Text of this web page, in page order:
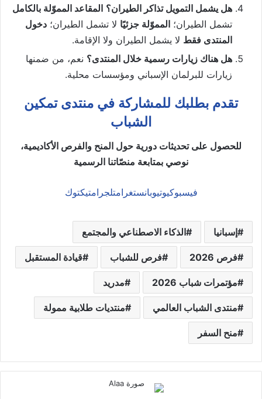
هل يشمل التمويل تذاكر الطيران؟ المقاعد المموّلة بالكامل
تشمل الطيران؛ المموّلة جزئيًا لا تشمل الطيران؛ دخول
المنتدى فقط لا يشمل الطيران ولا الإقامة.
هل هناك زيارات رسمية خلال المنتدى؟ نعم، من ضمنها
زيارات للبرلمان الإسباني ومؤسسات محلية.
تقدم بطلبك للمشاركة في منتدى تمكين
الشباب
للحصول على تحديثات دورية حول المنح والفرص الأكاديمية،
نوصي بمتابعة منصّاتنا الرسمية
فيسبوكيوتيوبانستغرامتلجرامتيكتوك
إسبانيا الذكاء الاصطناعي والمجتمع
فرص 2026 فرص للشباب قيادة المستقبل
مؤتمرات شباب 2026 مدريد
منتدى الشباب العالمي منتديات طلابية ممولة
منح السفر